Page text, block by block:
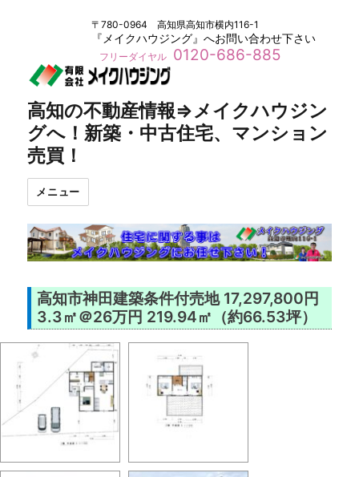
〒780-0964 高知県高知市横内116-1
『メイクハウジング』へお問い合わせ下さい
フリーダイヤル 0120-686-885
高知の不動産情報⇒メイクハウジン
グへ！新築・中古住宅、マンション
売買！
メニュー
高知市神田建築条件付売地 17,297,800円
3.3㎡＠26万円 219.94㎡（約66.53坪）